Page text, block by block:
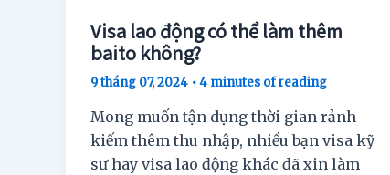
Visa lao động có thể làm thêm
baito không?
9 tháng 07, 2024 •4 minutes of reading
Mong muốn tận dụng thời gian rảnh
kiếm thêm thu nhập, nhiều bạn visa kỹ
sư hay visa lao động khác đã xin làm